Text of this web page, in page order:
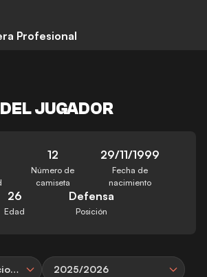
Profesional
JUGADOR
12
Número de
camiseta
29/11/1999
Fecha de
nacimiento
26
Edad
Defensa
Posición
Todas las competiciones 2025/2026